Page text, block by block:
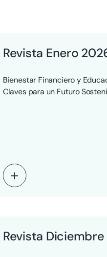
Revista Enero
Bienestar Financiero y
Claves para un Futuro
Revista